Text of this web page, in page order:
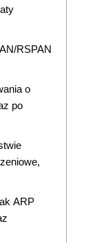
RSPAN
o
po
ARP